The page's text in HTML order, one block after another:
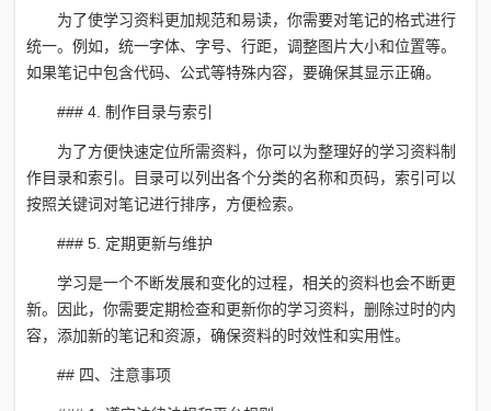
为了使学习资料更加规范和易读，你需要对笔记的格式进行
统一。例如，统一字体、字号、行距，调整图片大小和位置等。
如果笔记中包含代码、公式等特殊内容，要确保其显示正确。
### 4. 制作目录与索引
为了方便快速定位所需资料，你可以为整理好的学习资料制
作目录和索引。目录可以列出各个分类的名称和页码，索引可以
按照关键词对笔记进行排序，方便检索。
### 5. 定期更新与维护
学习是一个不断发展和变化的过程，相关的资料也会不断更
新。因此，你需要定期检查和更新你的学习资料，删除过时的内
容，添加新的笔记和资源，确保资料的时效性和实用性。
## 四、注意事项